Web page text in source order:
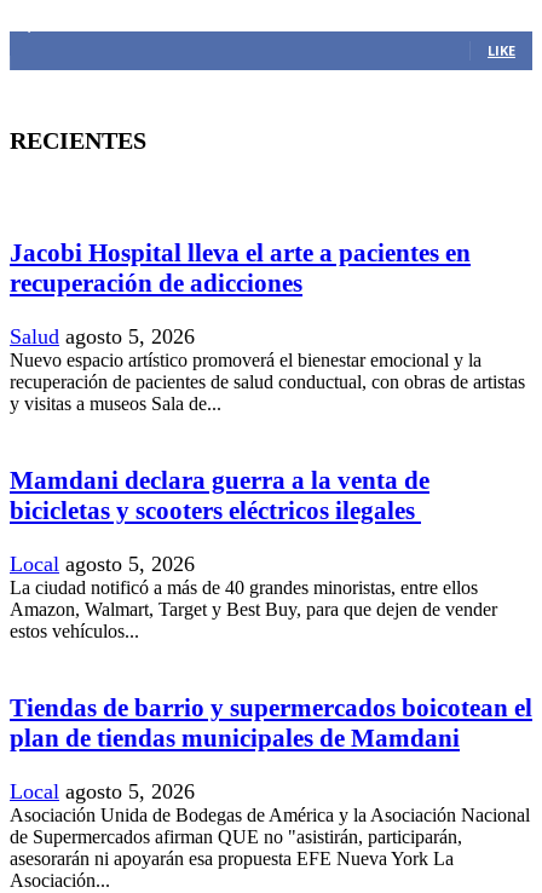
LIKE
RECIENTES
Jacobi Hospital lleva el arte a pacientes en
recuperación de adicciones
Salud agosto 5, 2026
Nuevo espacio artístico promoverá el bienestar emocional y la
recuperación de pacientes de salud conductual, con obras de artistas
y visitas a museos Sala de...
Mamdani declara guerra a la venta de
bicicletas y scooters eléctricos ilegales
Local agosto 5, 2026
La ciudad notificó a más de 40 grandes minoristas, entre ellos
Amazon, Walmart, Target y Best Buy, para que dejen de vender
estos vehículos...
Tiendas de barrio y supermercados boicotean el
plan de tiendas municipales de Mamdani
Local agosto 5, 2026
Asociación Unida de Bodegas de América y la Asociación Nacional
de Supermercados afirman QUE no "asistirán, participarán,
asesorarán ni apoyarán esa propuesta EFE Nueva York La
Asociación...